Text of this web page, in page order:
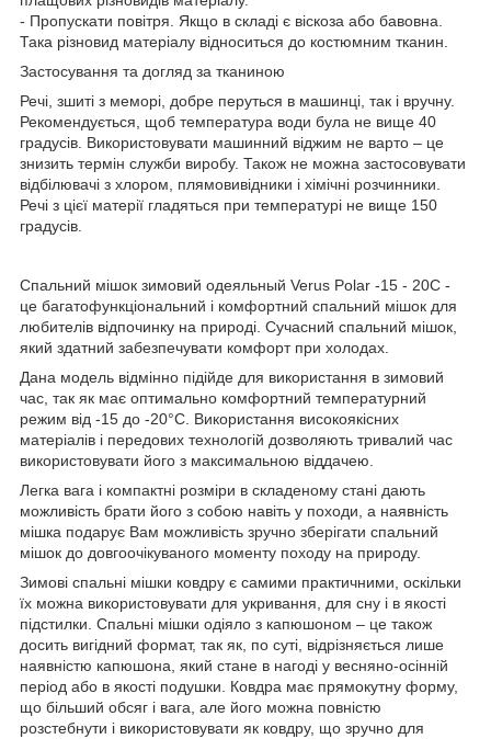
- Пропускати повітря. Якщо в складі є віскоза або бавовна.
Така різновид матеріалу відноситься до костюмним тканин.
Застосування та догляд за тканиною
Речі, зшиті з меморі, добре перуться в машинці, так і вручну.
Рекомендується, щоб температура води була не вище 40
градусів. Використовувати машинний віджим не варто – це
знизить термін служби виробу. Також не можна застосовувати
відбілювачі з хлором, плямовивідники і хімічні розчинники.
Речі з цієї матерії гладяться при температурі не вище 150
градусів.
Спальний мішок зимовий одеяльный Verus Polar -15 - 20С -
це багатофункціональний і комфортний спальний мішок для
любителів відпочинку на природі. Сучасний спальний мішок,
який здатний забезпечувати комфорт при холодах.
Дана модель відмінно підійде для використання в зимовий
час, так як має оптимально комфортний температурний
режим від -15 до -20°C. Використання високоякісних
матеріалів і передових технологій дозволяють тривалий час
використовувати його з максимальною віддачею.
Легка вага і компактні розміри в складеному стані дають
можливість брати його з собою навіть у походи, а наявність
мішка подарує Вам можливість зручно зберігати спальний
мішок до довгоочікуваного моменту походу на природу.
Зимові спальні мішки ковдру є самими практичними, оскільки
їх можна використовувати для укривання, для сну і в якості
підстилки. Спальні мішки одіяло з капюшоном – це також
досить вигідний формат, так як, по суті, відрізняється лише
наявністю капюшона, який стане в нагоді у весняно-осінній
період або в якості подушки. Ковдра має прямокутну форму,
що більший обсяг і вага, але його можна повністю
розстебнути і використовувати як ковдру, що зручно для